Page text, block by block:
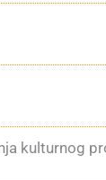
kulturnog